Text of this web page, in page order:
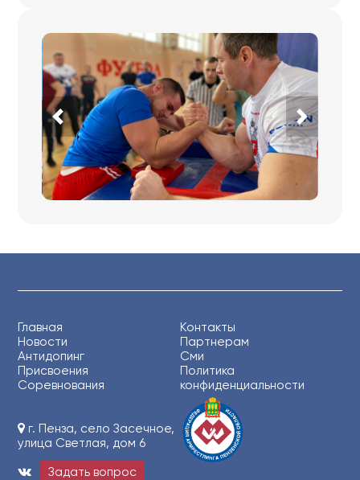
Главная
Новости
Антидопинг
Присвоения
Соревнования
Контакты
Партнерам
Сми
Политика
конфиденциальности
г. Пенза, село Засечное,
улица Светлая, дом 6
Задать вопрос